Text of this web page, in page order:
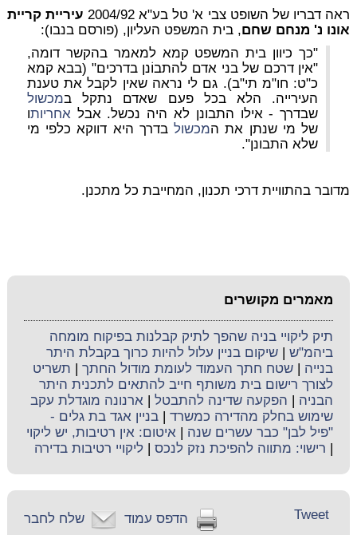
ראה דבריו של השופט צבי א' טל בע"א 2004/92
עיריית קריית
אונו נ' מנחם שחם, בית המשפט העליון, (פורסם בנבו):
"כך כיוון בית המשפט קמא למאמר בהקשר דומה,
"אין דרכם של בני אדם להתבוֹנן בדרכים" (בבא קמא
כ"ט: חו"מ תי"ב). גם לי נראה שאין לקבל את טענת
העירייה. הלא בכל פעם שאדם נתקל במכשול
שבדרך - אילו התבונן לא היה נכשל. אבל אחריותו
של מי שנתן את המכשולבדרך היא דווקא כלפי מי
שלא התבונן".
מדובר בהתוויית דרכי תכנון, המחייבת כל מתכנן.
מאמרים מקושרים
תיק ליקויי בניה שהפך לתיק קבלנות בפיקוח מומחה
ביהמ"ש |שיקום בניין עלול להיות כרוך בקבלת היתר
בנייה |שטח חתך העמוד לעומת מודול החתך
תשריט
לצורך רישום בית משותף חייב להתאים לתכנית היתר
הבניה
הפקעה שדינה להתבטל |ארנונה מוגדלת עקב
שימוש בחלק מהדירה כמשרד |בניין אגד בת גלים -
"פיל לבן" כבר עשרים שנה |איטום: אין רטיבות, יש ליקוי
רישוי: מתווה להפיכת נזק לנכס ליקויי רטיבות בדירה
שלח לחבר הדפס עמוד Tweet